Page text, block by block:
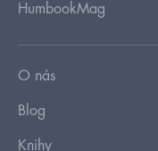
HumbookMag
O nás
Blog
Knihy